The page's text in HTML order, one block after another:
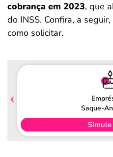
cobrança em 2023, que
do INSS. Confira, a
como solicitar.
Saque-
Simule